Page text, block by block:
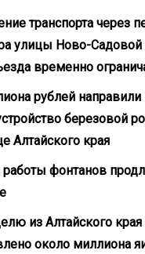
транспорта через
улицы Ново-
временно
рублей направили
березовой
Алтайского края
фонтанов
из Алтайского
около миллиона